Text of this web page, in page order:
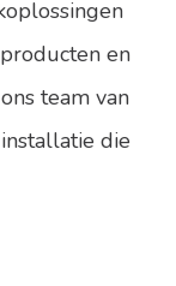
en
team van
die